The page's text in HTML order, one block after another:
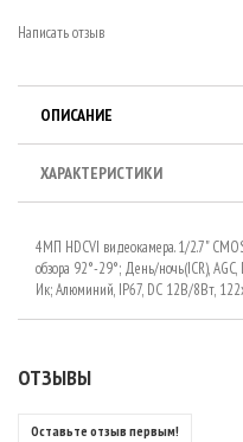
Написать отзыв
ОПИСАНИЕ
ХАРАКТЕРИСТИКИ
4МП HDCVI видеокамера. 1/2.7"
обзора 92°-29°; День/ночь(ICR),
Ик; Алюминий, IP67, DC 12В/8Вт,
ОТЗЫВЫ
Оставьте отзыв первым!